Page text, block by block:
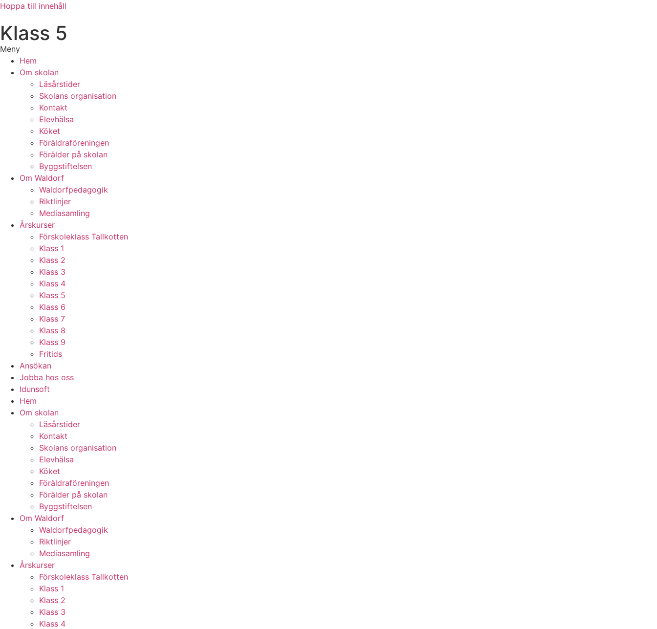
Hoppa till innehåll
Klass 5
Meny
Hem
Om skolan
Läsårstider
Skolans organisation
Kontakt
Elevhälsa
Köket
Föräldraföreningen
Förälder på skolan
Byggstiftelsen
Om Waldorf
Waldorfpedagogik
Riktlinjer
Mediasamling
Årskurser
Förskoleklass Tallkotten
Klass 1
Klass 2
Klass 3
Klass 4
Klass 5
Klass 6
Klass 7
Klass 8
Klass 9
Fritids
Ansökan
Jobba hos oss
Idunsoft
Hem
Om skolan
Läsårstider
Kontakt
Skolans organisation
Elevhälsa
Köket
Föräldraföreningen
Förälder på skolan
Byggstiftelsen
Om Waldorf
Waldorfpedagogik
Riktlinjer
Mediasamling
Årskurser
Förskoleklass Tallkotten
Klass 1
Klass 2
Klass 3
Klass 4